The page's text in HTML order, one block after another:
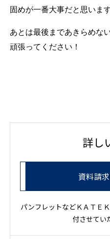
固めが一番大事だと思います
あとは最後まであきらめな
頑張ってください！
詳し
資料請
パンフレットなどＫＡＴＥ
付させてい